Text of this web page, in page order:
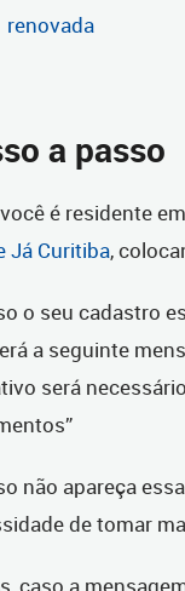
renovada
a passo
é residente
Já Curitiba,
o seu cadastro
a seguinte
será
não apareça
de tomar
caso a